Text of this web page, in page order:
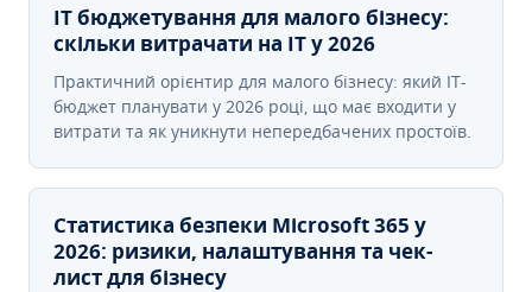
IT бюджетування для малого бізнесу:
скільки витрачати на IT у 2026
Практичний орієнтир для малого бізнесу: який IT-
бюджет планувати у 2026 році, що має входити у
витрати та як уникнути непередбачених простоїв.
Статистика безпеки Microsoft 365 у
2026: ризики, налаштування та чек-
лист для бізнесу